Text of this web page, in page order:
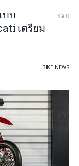
บบ
เตรียม
0
BIKE NEWS